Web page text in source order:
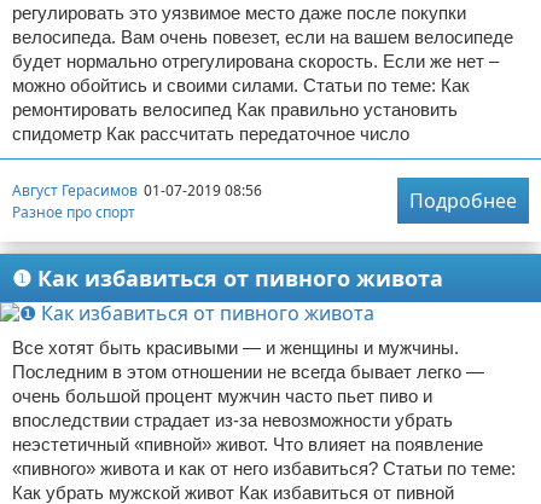
регулировать это уязвимое место даже после покупки
велосипеда. Вам очень повезет, если на вашем велосипеде
будет нормально отрегулирована скорость. Если же нет –
можно обойтись и своими силами. Статьи по теме: Как
ремонтировать велосипед Как правильно установить
спидометр Как рассчитать передаточное число
Август Герасимов 01-07-2019 08:56
Разное про спорт
Подробнее
❶ Как избавиться от пивного живота
Все хотят быть красивыми — и женщины и мужчины.
Последним в этом отношении не всегда бывает легко —
очень большой процент мужчин часто пьет пиво и
впоследствии страдает из-за невозможности убрать
неэстетичный «пивной» живот. Что влияет на появление
«пивного» живота и как от него избавиться? Статьи по теме:
Как убрать мужской живот Как избавиться от пивной